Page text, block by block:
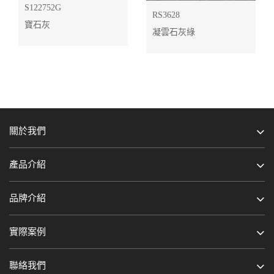
S122752G
寶石灰
RS3628
凝雲石灰綠
關於我們
產品介紹
品牌介紹
實際案例
聯絡我們